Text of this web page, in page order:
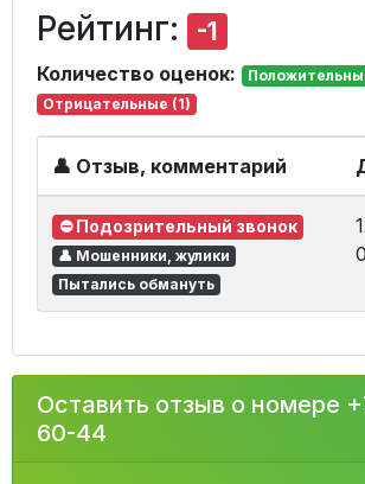
Рейтинг: -1
Количество оценок:
Отрицательные (1)
👤 Отзыв, комментарий
⛔ Подозрительный звонок
👤 Мошенники, жулики
Пытались обмануть
Оставить отзыв о номере
60-44